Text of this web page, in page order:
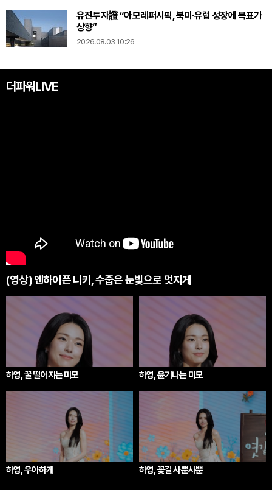
유진투자證 “아모레퍼시픽, 북미·유럽 성장에 목표가
상향”
2026.08.03 10:26
더파워LIVE
(영상) 엔하이픈 니키, 수줍은 눈빛으로 멋지게
하영, 꿀 떨어지는 미모 하영, 윤기나는 미모
하영, 우아하게 하영, 꽃길 사뿐사뿐